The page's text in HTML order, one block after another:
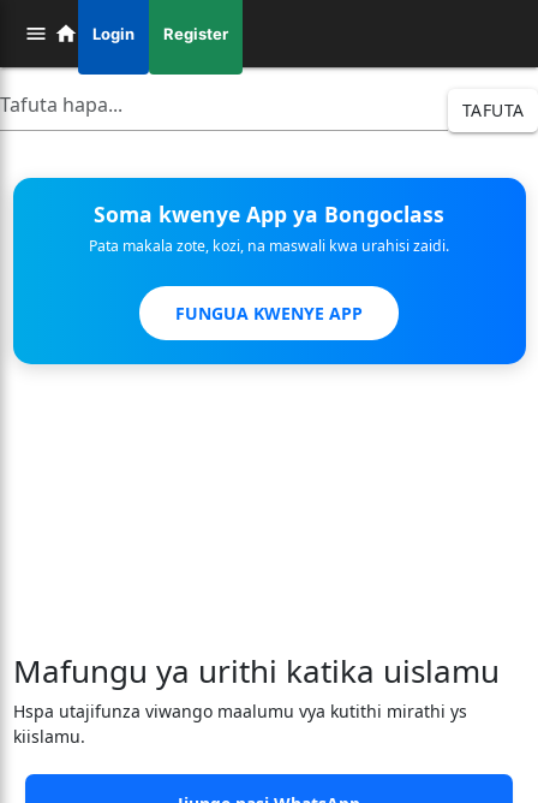
Login Register
TAFUTA
Soma kwenye App ya Bongoclass
Pata makala zote, kozi, na maswali kwa urahisi zaidi.
FUNGUA KWENYE APP
Mafungu ya urithi katika uislamu
Hspa utajifunza viwango maalumu vya kutithi mirathi ys
kiislamu.